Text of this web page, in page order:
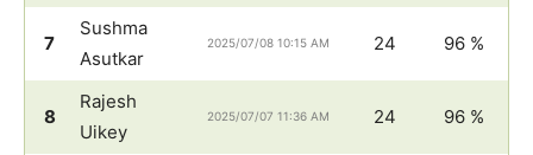
7
Sushma
Asutkar
2025/07/08 10:15 AM 24 96 %
8
Rajesh
Uikey
2025/07/07 11:36 AM 24 96 %